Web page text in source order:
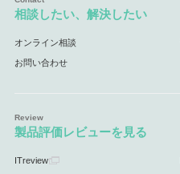
相談したい、解決したい
オンライン相談
お問い合わせ
製品評価レビューを見る
ITreview